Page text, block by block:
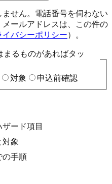
せん。電話番号を伺わない
ールアドレスは、この件の
イバシーポリシー）。
るものがあればタッ
対象 申込前確認
ード項目
対象
の手順